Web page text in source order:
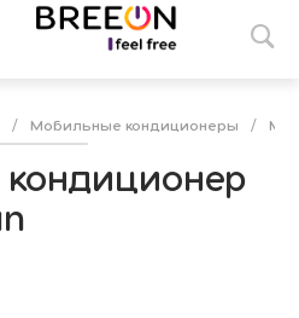
/ Мобильные кондиционеры /